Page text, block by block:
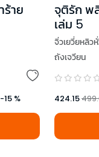
าย
-15 %
จุติรัก พ
เล่ม 5
จิ่วเยวี่ยหลิว
ถังเจวียน
424.15